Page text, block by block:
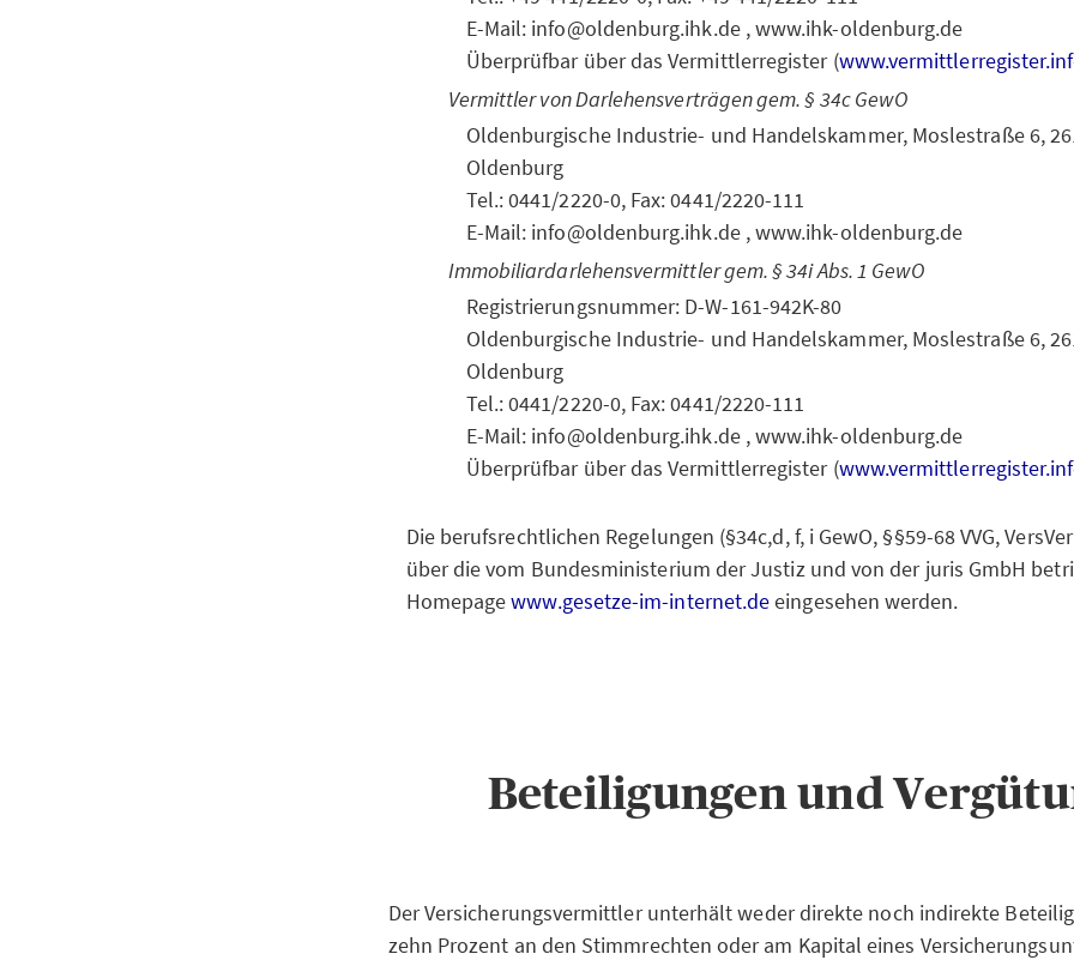
E-Mail: info@oldenburg.ihk.de , www.ihk-oldenburg.de
Überprüfbar über das Vermittlerregister (
Vermittler von Darlehensverträgen gem. § 34c GewO
Oldenburgische Industrie- und Handelskammer, Moslestraße 6,
Oldenburg
Tel.: 0441/2220-0, Fax: 0441/2220-111
E-Mail: info@oldenburg.ihk.de , www.ihk-oldenburg.de
Immobiliardarlehensvermittler gem. § 34i Abs. 1 GewO
Registrierungsnummer: D-W-161-942K-80
Oldenburgische Industrie- und Handelskammer, Moslestraße 6,
Oldenburg
Tel.: 0441/2220-0, Fax: 0441/2220-111
E-Mail: info@oldenburg.ihk.de , www.ihk-oldenburg.de
Überprüfbar über das Vermittlerregister (
Die berufsrechtlichen Regelungen (§34c,d, f, i GewO, §§59-68 VVG,
über die vom Bundesministerium der Justiz und von der juris GmbH
Homepagewww.gesetze-im-internet.deeingesehen werden.
Beteiligungen und
Der Versicherungsvermittler unterhält weder direkte noch indirekte
zehn Prozent an den Stimmrechten oder am Kapital eines